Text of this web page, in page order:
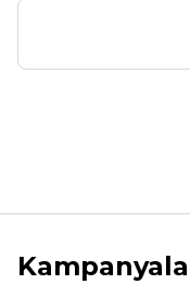
Ürün